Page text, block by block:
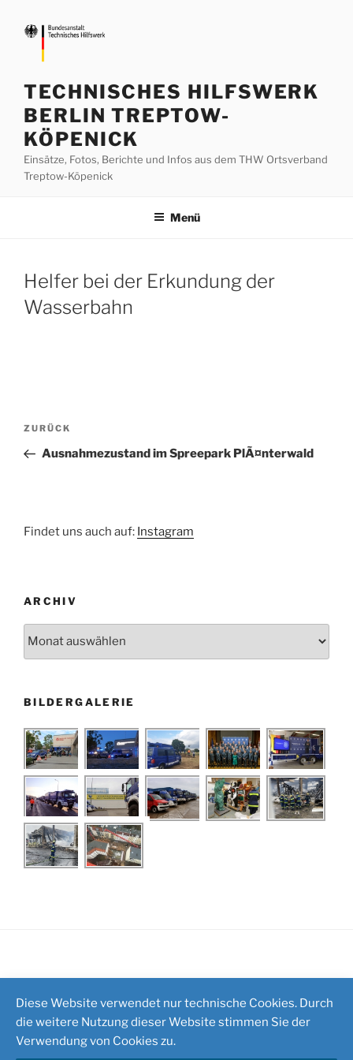
Inhalt
springen
TECHNISCHES HILFSWERK
BERLIN TREPTOW-
KÖPENICK
Einsätze, Fotos, Berichte und Infos aus dem THW Ortsverband
Treptow-Köpenick
Menü
Helfer bei der Erkundung der
Wasserbahn
Beitragsnavigation
Vorheriger
Beitrag
ZURÜCK
Ausnahmezustand im Spreepark PlÃ¤nterwald
Findet uns auch auf: Instagram
ARCHIV
BILDERGALERIE
Diese Website verwendet nur technische Cookies. Durch
die weitere Nutzung dieser Website stimmen Sie der
Verwendung von Cookies zu.